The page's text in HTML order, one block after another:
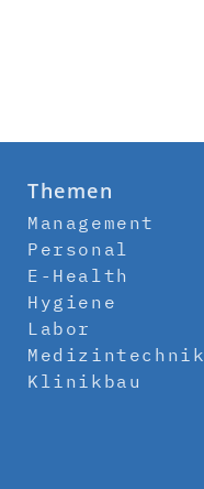
Themen
Management
Personal
E-Health
Hygiene
Labor
Medizintechnik
Klinikbau